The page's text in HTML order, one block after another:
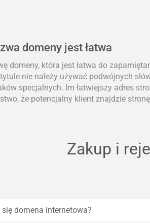
domeny jest łatwa
domeny, która jest łatwa do
nie należy używać podwójnych
specjalnych. Im łatwiejszy adres
że potencjalny klient znajdzie
Zakup i
domena internetowa?